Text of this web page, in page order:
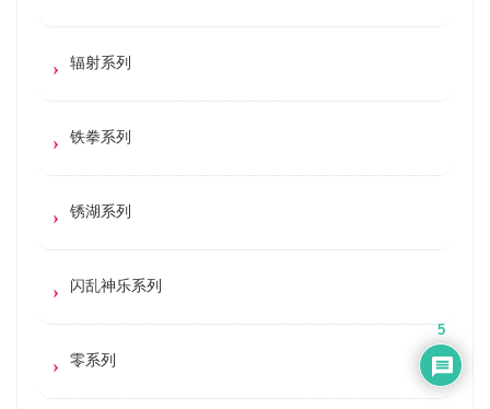
辐射系列
铁拳系列
锈湖系列
闪乱神乐系列
零系列
5